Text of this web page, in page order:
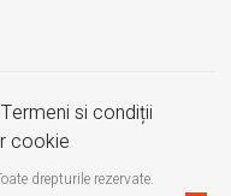
Termeni si condiții
cookie
drepturile rezervate.